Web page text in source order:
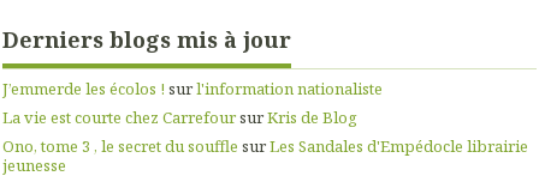
Derniers blogs mis à jour
J’emmerde les écolos ! surl'information nationaliste
La vie est courte chez CarrefoursurKris de Blog
Ono, tome 3 , le secret du souffle surLes Sandales d'Empédocle librairie
jeunesse